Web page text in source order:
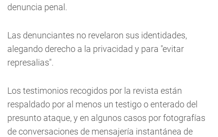
denuncia penal.
Las denunciantes no revelaron sus identidades,
alegando derecho a la privacidad y para "evitar
represalias".
Los testimonios recogidos por la revista están
respaldado por al menos un testigo o enterado del
presunto ataque, y en algunos casos por fotografías
de conversaciones de mensajería instantánea de